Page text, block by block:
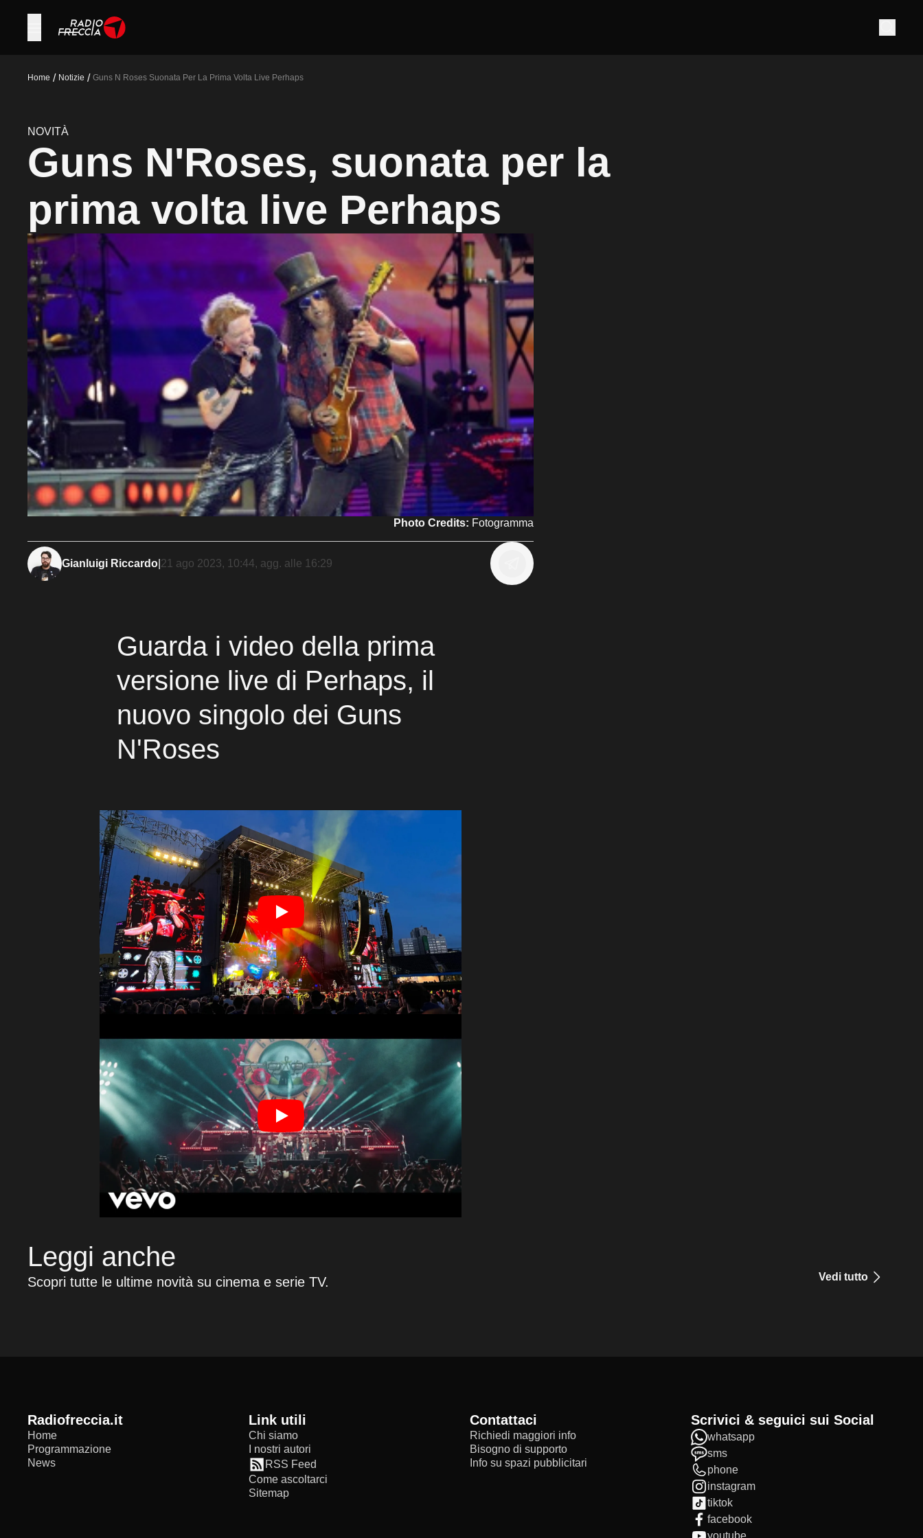
Home / Notizie / Guns N Roses Suonata Per La Prima Volta Live Perhaps
NOVITÀ
Guns N'Roses, suonata per la
prima volta live Perhaps
Photo Credits: Fotogramma
Gianluigi Riccardo 21 ago 2023, 10:44, agg. alle 16:29
Guarda i video della prima
versione live di Perhaps, il
nuovo singolo dei Guns
N'Roses
Leggi anche
Scopri tutte le ultime novità su cinema e serie TV. Vedi tutto
radiofreccia.it
Home
Programmazione
News
Link utili
Chi siamo
I nostri autori
RSS Feed
Come ascoltarci
Sitemap
Contattaci
Richiedi maggiori info
Bisogno di supporto
Info su spazi pubblicitari
Scrivici & seguici sui Social
whatsapp
sms
phone
instagram
tiktok
facebook
youtube